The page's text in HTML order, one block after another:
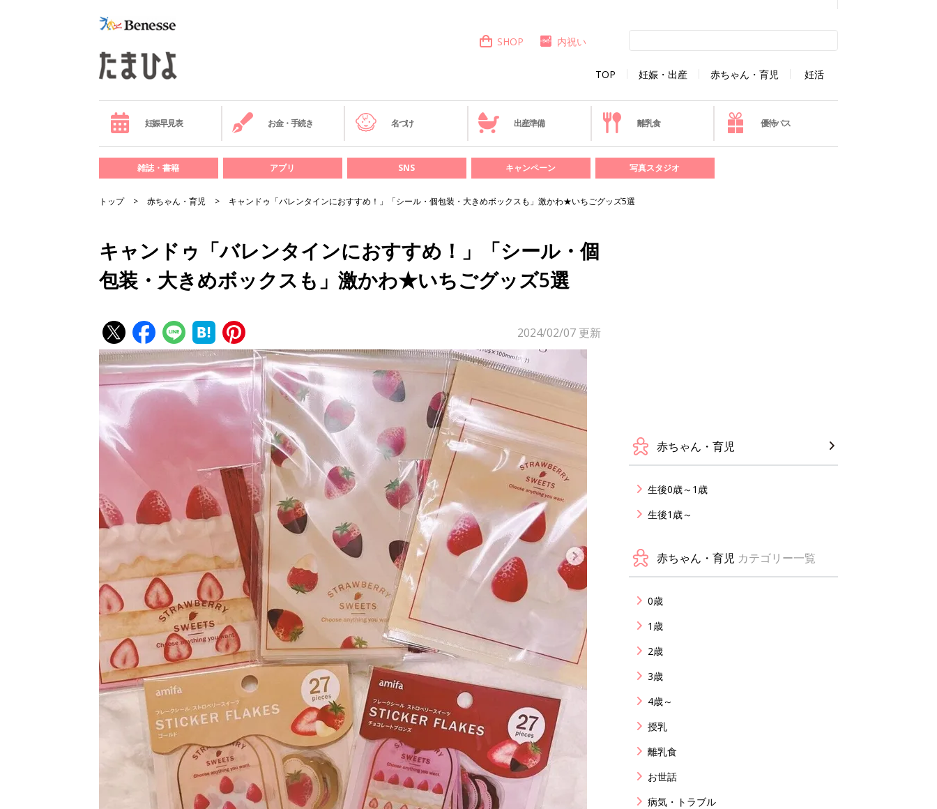
TOP 妊娠・出産 赤ちゃん・育児 妊活
SHOP 内祝い
妊娠早見表 お金・手続き 名づけ 出産準備 離乳食 優待パス
雑誌・書籍 アプリ SNS キャンペーン 写真スタジオ
トップ 赤ちゃん・育児 キャンドゥ「バレンタインにおすすめ！」「シール・個包装・大きめボックスも」激かわ★いちごグッズ5選
キャンドゥ「バレンタインにおすすめ！」「シール・個
包装・大きめボックスも」激かわ★いちごグッズ5選
2024/02/07 更新
赤ちゃん・育児
生後0歳～1歳
生後1歳～
赤ちゃん・育児 カテゴリー一覧
0歳
1歳
2歳
3歳
4歳～
授乳
離乳食
お世話
病気・トラブル